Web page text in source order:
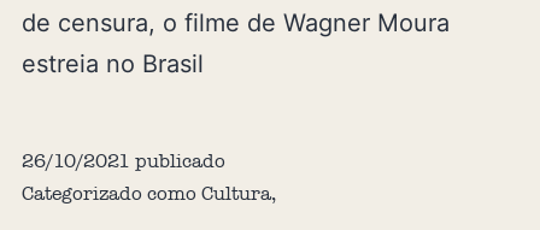
de censura, o filme de Wagner Moura
estreia no Brasil
26/10/2021 publicado
Categorizado como Cultura,